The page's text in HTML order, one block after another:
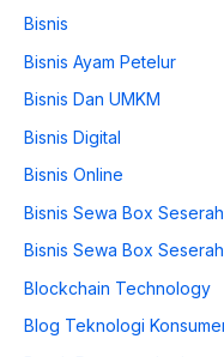
Bisnis
Bisnis Ayam Petelur
Bisnis Dan UMKM
Bisnis Digital
Bisnis Online
Bisnis Sewa Box
Bisnis Sewa Box
Blockchain Technology
Blog Teknologi